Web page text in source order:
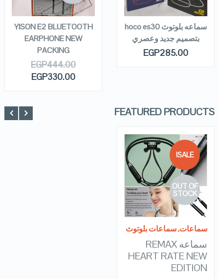
READ MORE
سماعه بلوتوث hoco es30
بتصميم جديد وعصري
EGP285.00
READ MORE
YISON E2 BLUETOOTH
EARPHONE NEW
PACKING
EGP444.00
EGP330.00
FEATURED PRODUCTS
SALE!
OUT OF
STOCK
QUICK LOOK
VIEW DETAILS
READ MORE
سماعات,سماعات بلوتوث
سماعه REMAX
HEART RATE NEW
EDITION